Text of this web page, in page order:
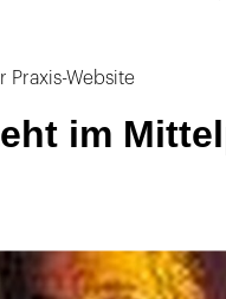
Praxis-Website
im